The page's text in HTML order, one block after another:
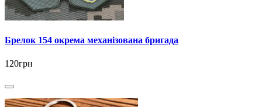
Брелок 154 окрема механізована бригада
120грн